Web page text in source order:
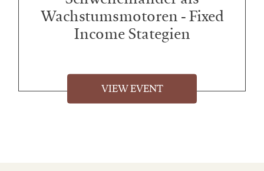
Wachstumsmotoren - Fixed
Income Stategien
VIEW EVENT